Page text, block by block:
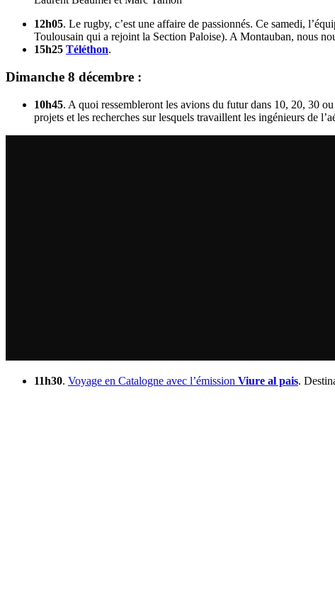
12h05. Le rugby, c’est une affaire de passionnés. Ce samedi,
Toulousain qui a rejoint la Section Paloise). A Montauban, nous
15h25 Téléthon.
Dimanche 8 décembre :
10h45. A quoi ressembleront les avions du futur dans 10, 20, 30
projets et les recherches sur lesquels travaillent les ingénieurs de
11h30. Voyage en Catalogne avec l’émission Viure al pais.